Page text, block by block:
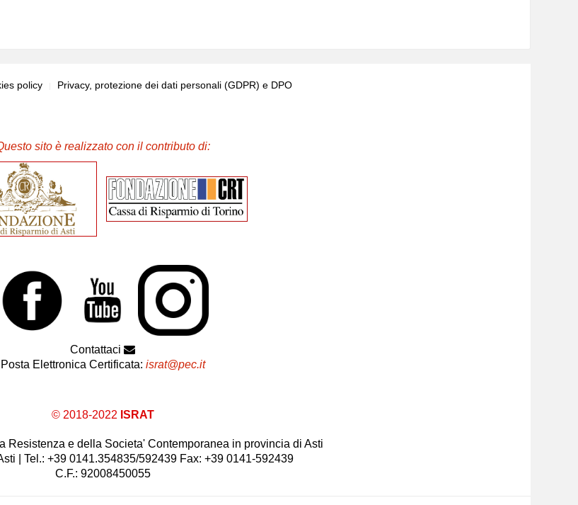
policy Privacy, protezione dei dati personali (GDPR) e DPO
sito è realizzato con il contributo di:
Contattaci
Posta Elettronica Certificata: israt@pec.it
© 2018-2022 ISRAT
Resistenza e della Societa' Contemporanea in provincia di Asti
| Tel.: +39 0141.354835/592439 Fax: +39 0141-592439
C.F.: 92008450055